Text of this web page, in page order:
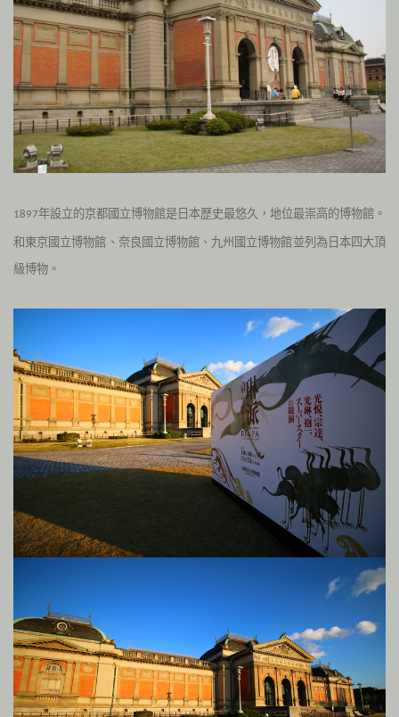
1897年設立的京都國立博物館是日本歷史最悠久，地位最崇高的博物館。
和東京國立博物館、奈良國立博物館、九州國立博物館並列為日本四大頂
級博物。